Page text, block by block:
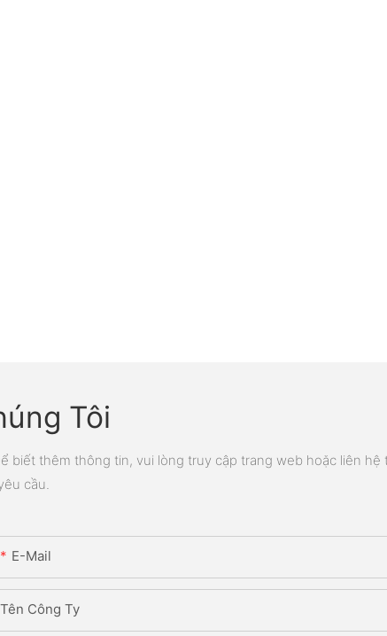
Tôi
thêm thông tin, vui lòng truy cập trang web hoặc liên hệ
cầu.
E-Mail
Tên Công Ty